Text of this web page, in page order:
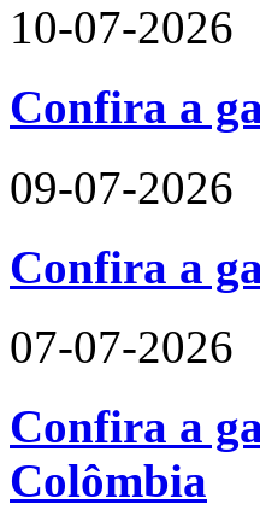
10-07-2026
Confira a
09-07-2026
Confira a
07-07-2026
Confira a
Colômbia